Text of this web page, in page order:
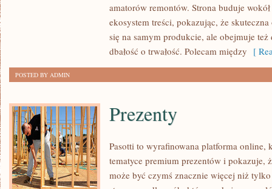
KONSERWACJA
amatorów remontów. Strona buduje
ekosystem treści, pokazując, że
się na samym produkcie, ale obejmuje
dbałość o trwałość. Polecam między [
POSTED BY ADMIN
Prezenty
Pasotti to wyrafinowana platforma online,
tematyce premium prezentów i pokazuje,
może być czymś znacznie więcej niż